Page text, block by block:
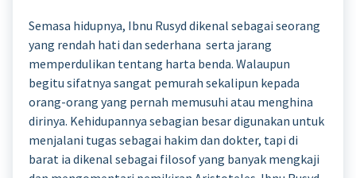
Semasa hidupnya, Ibnu Rusyd dikenal sebagai seorang
yang rendah hati dan sederhana serta jarang
memperdulikan tentang harta benda. Walaupun
begitu sifatnya sangat pemurah sekalipun kepada
orang-orang yang pernah memusuhi atau menghina
dirinya. Kehidupannya sebagian besar digunakan untuk
menjalani tugas sebagai hakim dan dokter, tapi di
barat ia dikenal sebagai filosof yang banyak mengkaji